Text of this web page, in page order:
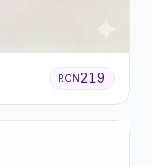
RON219